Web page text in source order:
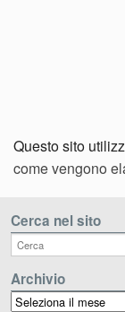
Questo sito
come vengono
Cerca nel sito
Archivio
Archivio